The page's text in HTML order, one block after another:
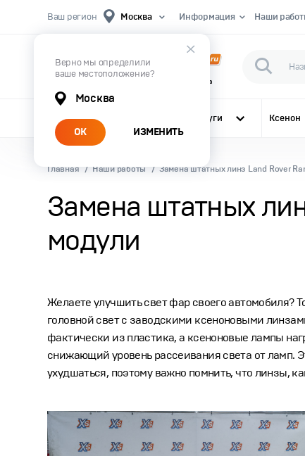
Ваш регион Москва
Верно мы определили
ваше местоположение?
Москва
ОК ИЗМЕНИТЬ
Информация Наши
Первый Магазин Автомобильного Света
Все категории Услуги Ксенон
Главная Наши работы Замена штатных линз Land Rover
Замена штатных
модули
Желаете улучшить свет фар своего автомобиля?
головной свет с заводскими ксеноновыми
фактически из пластика, а ксеноновые лампы
снижающий уровень рассеивания света от ламп.
ухудшаться, поэтому важно помнить, что линзы,